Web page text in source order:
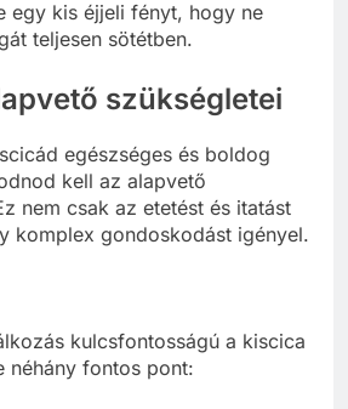
egy kis éjjeli fényt, hogy ne
teljesen sötétben.
szükségletei
egészséges és boldog
kell az alapvető
nem csak az etetést és itatást
komplex gondoskodást igényel.
kulcsfontosságú a kiscica
néhány fontos pont: